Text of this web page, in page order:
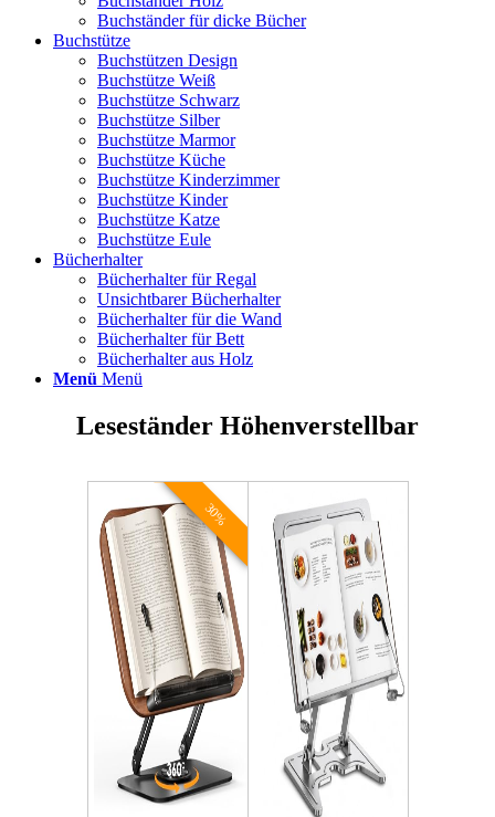
Buchständer für dicke Bücher
Buchstütze
Buchstützen Design
Buchstütze Weiß
Buchstütze Schwarz
Buchstütze Silber
Buchstütze Marmor
Buchstütze Küche
Buchstütze Kinderzimmer
Buchstütze Kinder
Buchstütze Katze
Buchstütze Eule
Bücherhalter
Bücherhalter für Regal
Unsichtbarer Bücherhalter
Bücherhalter für die Wand
Bücherhalter für Bett
Bücherhalter aus Holz
Menü Menü
Leseständer Höhenverstellbar
30%